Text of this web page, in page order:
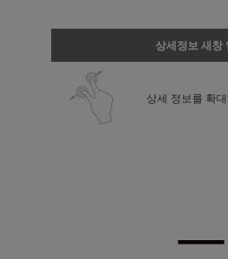
상세정보 새창
상세 정보를 확